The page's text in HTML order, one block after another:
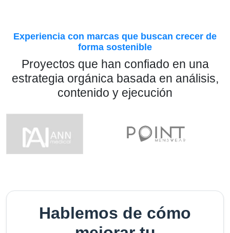
Experiencia con marcas que buscan crecer de
forma sostenible
Proyectos que han confiado en una
estrategia orgánica basada en análisis,
contenido y ejecución
Hablemos de cómo